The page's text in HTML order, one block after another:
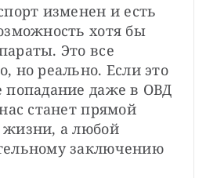
изменен и есть
хотя бы
Это все
но реально. Если это
попадание даже в ОВД
станет прямой
жизни, а любой
заключению